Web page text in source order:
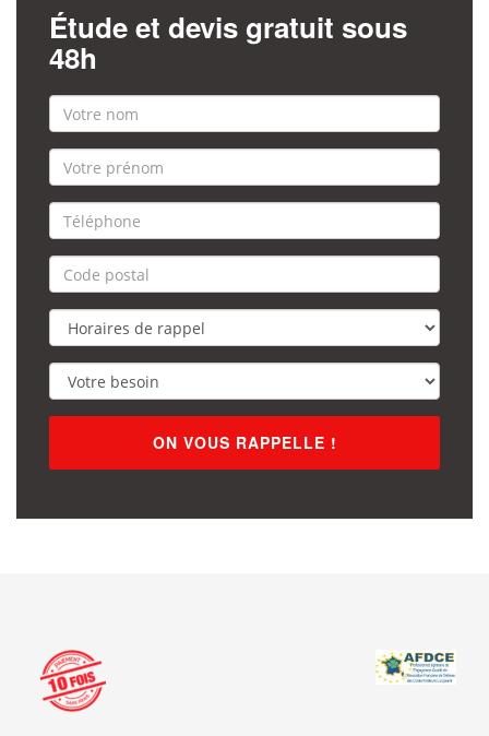
Étude et devis gratuit sous
48h